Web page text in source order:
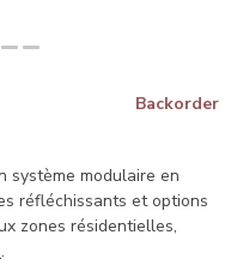
Backorder
système modulaire en
réfléchissants et options
zones résidentielles,
.